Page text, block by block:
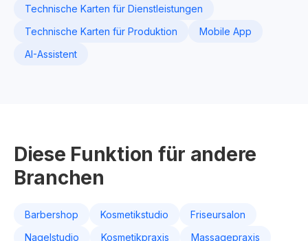
Technische Karten für Dienstleistungen
Technische Karten für Produktion
Mobile App
AI-Assistent
Diese Funktion für andere
Branchen
Barbershop Kosmetikstudio
Friseursalon
Nagelstudio
Kosmetikpraxis Massagepraxis